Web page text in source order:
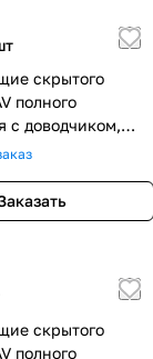
скрытого
полного
с доводчиком,
3D-16-
скрытого
полного